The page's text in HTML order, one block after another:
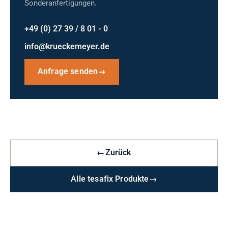
Sonderanfertigungen.
+49 (0) 27 39 / 8 01 - 0
info@krueckemeyer.de
Anfrage senden→
←Zurück
Alle tesafix Produkte→